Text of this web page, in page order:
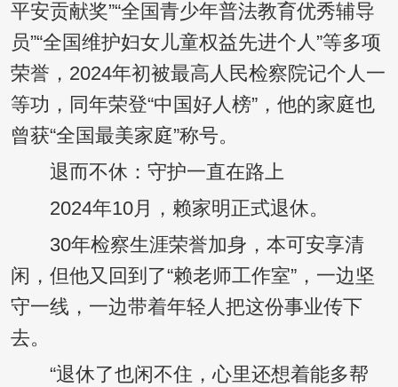
平安贡献奖”“全国青少年普法教育优秀辅导
员”“全国维护妇女儿童权益先进个人”等多项
荣誉，2024年初被最高人民检察院记个人一
等功，同年荣登“中国好人榜”，他的家庭也
曾获“全国最美家庭”称号。
退而不休：守护一直在路上
2024年10月，赖家明正式退休。
30年检察生涯荣誉加身，本可安享清
闲，但他又回到了“赖老师工作室”，一边坚
守一线，一边带着年轻人把这份事业传下
去。
“退休了也闲不住，心里还想着能多帮